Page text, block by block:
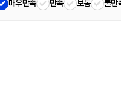
매우만족 만족 보통 불만